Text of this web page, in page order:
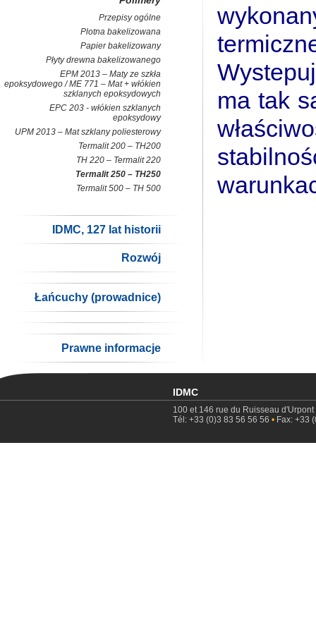
Przepisy ogólne
Plotna bakelizowana
Papier bakelizowany
Płyty drewna bakelizowanego
EPM 2013 – Maty ze szkła
epoksydowego / ME 771 – Mat + włókien
szklanych epoksydowych
EPC 203 - włókien szklanych
epoksydowy
UPM 2013 – Mat szklany poliesterowy
Termalit 200 – TH200
TH 220 – Termalit 220
Termalit 250 – TH250
Termalit 500 – TH 500
IDMC, 127 lat historii
Rozwój
Łańcuchy (prowadnice)
Prawne informacje
ma tak
IDMC
100 et 146 rue du Ruisseau d'Urpont
Tél: +33 (0)3 83 56 56 56 • Fax: +33